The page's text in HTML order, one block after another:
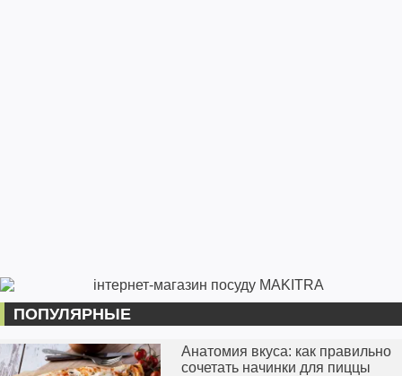
ПОПУЛЯРНЫЕ
Анатомия вкуса: как правильно
сочетать начинки для пиццы